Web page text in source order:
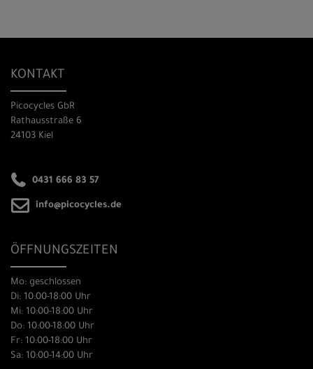
KONTAKT
Picocycles GbR
Rathausstraße 6
24103 Kiel
0431 666 83 57
info@picocycles.de
ÖFFNUNGSZEITEN
Mo: geschlossen
Di: 10:00-18:00 Uhr
Mi: 10:00-18:00 Uhr
Do: 10:00-18:00 Uhr
Fr: 10:00-18:00 Uhr
Sa: 10:00-14:00 Uhr